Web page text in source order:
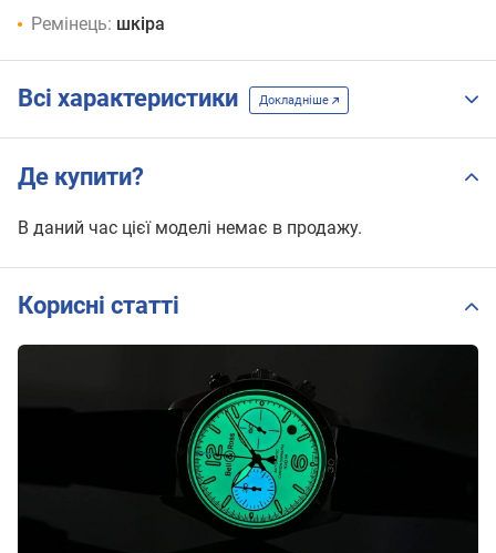
Ремінець: шкіра
Всі характеристики Докладніше
Де купити?
В даний час цієї моделі немає в продажу.
Корисні статті